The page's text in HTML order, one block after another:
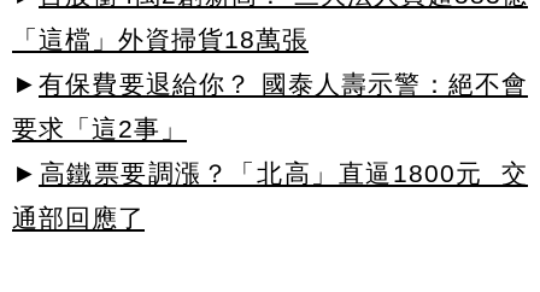
「這檔」外資掃貨18萬張
► 有保費要退給你？ 國泰人壽示警：絕不會
要求「這2事」
► 高鐵票要調漲？「北高」直逼1800元 交
通部回應了